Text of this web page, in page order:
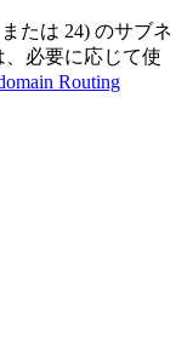
たは 24) のサブネ
必要に応じて使
Routing